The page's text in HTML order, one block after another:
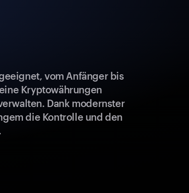
vom Anfänger bis
Kryptowährungen
Dank modernster
die Kontrolle und den